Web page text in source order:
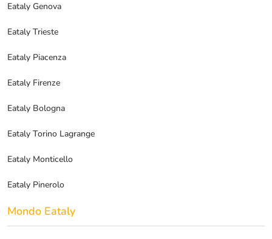
Eataly Genova
Eataly Trieste
Eataly Piacenza
Eataly Firenze
Eataly Bologna
Eataly Torino Lagrange
Eataly Monticello
Eataly Pinerolo
Mondo Eataly